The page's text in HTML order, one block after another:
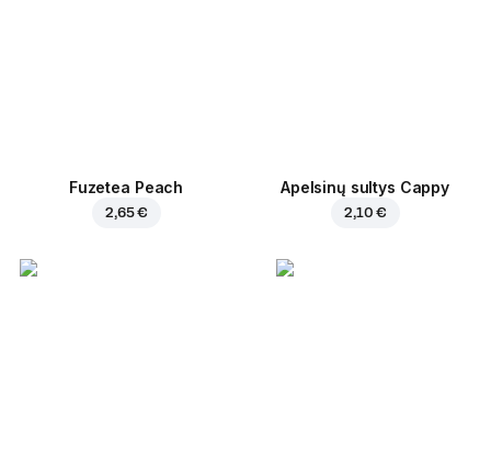
Fuzetea Peach
2,65 €
Apelsinų sultys Cappy
2,10 €